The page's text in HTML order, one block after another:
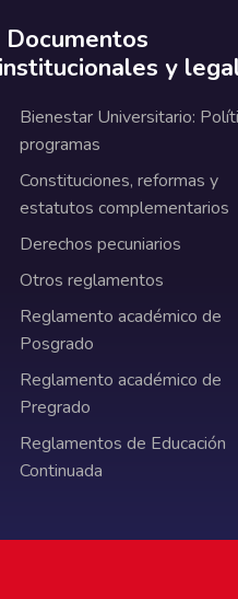
Documentos
institucionales y
Bienestar Universitario:
programas
Constituciones, reformas y
estatutos complementarios
Derechos pecuniarios
Otros reglamentos
Reglamento académico de
Posgrado
Reglamento académico de
Pregrado
Reglamentos de Educación
Continuada